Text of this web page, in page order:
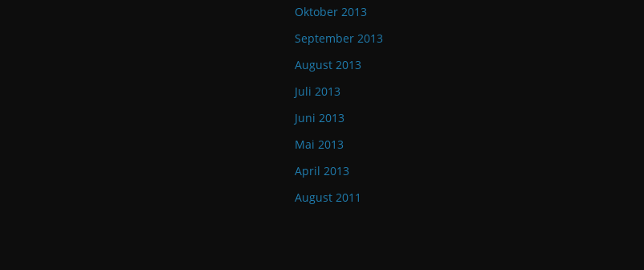
Oktober 2013
September 2013
August 2013
Juli 2013
Juni 2013
Mai 2013
April 2013
August 2011